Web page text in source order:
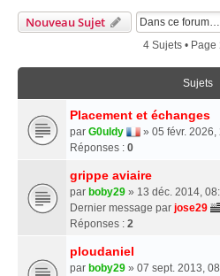
Nouveau Sujet
4 Sujets • Page
Sujets
Placement et échanges
par G0uldy
» 05 févr. 2026,
Réponses : 0
grippe aviaire
par boby29 » 13 déc. 2014,
Dernier message par jose29
Réponses : 2
ploudaniel
par boby29 » 07 sept. 2013,